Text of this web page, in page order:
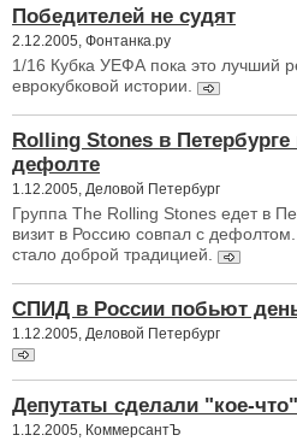
Победителей не судят
2.12.2005, Фонтанка.ру
1/16 Кубка УЕФА пока это лучший
еврокубковой истории.
Rolling Stones в
дефолте
1.12.2005, Деловой Петербург
Группа The Rolling Stones едет в
визит в Россию совпал с
стало доброй традицией.
СПИД в России побьют
1.12.2005, Деловой Петербург
Депутаты сделали "кое-
1.12.2005, КоммерсантЪ